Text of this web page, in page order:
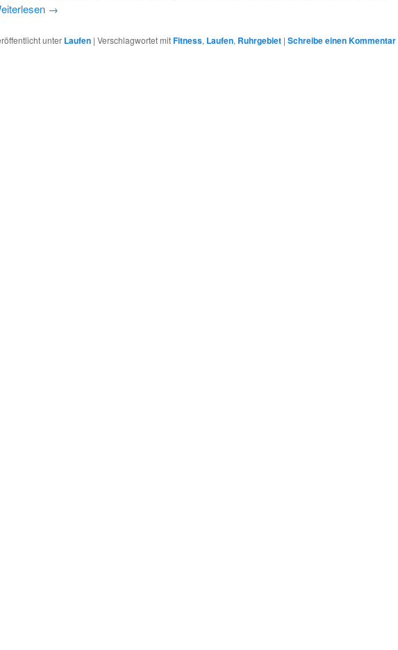
→
unter Laufen | Verschlagwortet mitFitness, Laufen, Ruhrgebiet | Schreibe einen Kommentar